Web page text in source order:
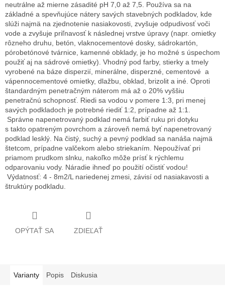
neutrálne až mierne zásadité pH 7,0 až 7,5. Používa sa na
základné a spevňujúce nátery savých stavebných podkladov, kde
slúži najmä na zjednotenie nasiakovosti, zvyšuje odpudivosť voči
vode a zvyšuje priľnavosť k následnej vrstve úpravy (napr. omietky
rôzneho druhu, betón, vlaknocementové dosky, sádrokartón,
pórobetónové tvárnice, kamenné obklady, je ho možné s úspechom
použiť aj na sádrové omietky). Vhodný pod farby, stierky a tmely
vyrobené na báze disperzií, minerálne, disperzné, cementové a
vápennocementové omietky, dlažbu, obklad, brizolit a iné. Oproti
štandardným penetračným náterom má až o 20% vyššiu
penetračnú schopnosť. Riedi sa vodou v pomere 1:3, pri menej
savých podkladoch je potrebné riediť 1:2, prípadne až 1:1.
Správne napenetrovaný podklad nemá farbiť ruku pri dotyku
s takto opatreným povrchom a zároveň nemá byť napenetrovaný
podklad lesklý. Na čistý, suchý a pevný podklad sa nanáša najmä
štetcom, prípadne valčekom alebo striekaním. Nepoužívať pri
priamom prudkom slnku, nakoľko môže prísť k rýchlemu
odparovaniu vody. Náradie ihneď po použití očistiť vodou!
Výdatnosť: 4 - 8m2/L nariedenej zmesi, závisí od nasiakavosti a
štruktúry podkladu.
OPÝTAŤ SA ZDIEĽAŤ
Varianty Popis Diskusia